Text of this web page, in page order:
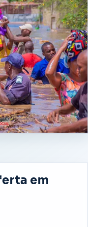
quem
ligar pedidos,
O mural foi
telemóvel, mesmo
quem procura
em